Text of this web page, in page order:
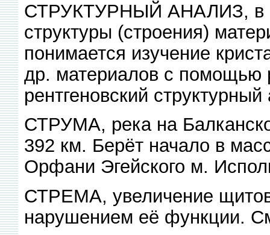
СТРУКТУРНЫЙ АНАЛИЗ, в
структуры (строения)
понимается изучение
др. материалов с помощью
рентгеновский
СТРУМА, река на
392 км. Берёт начало в
Орфани Эгейского м.
СТРЕМА, увеличение
нарушением её функции.